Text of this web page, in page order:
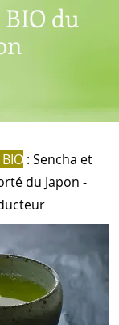
du
: Sencha et
du Japon -